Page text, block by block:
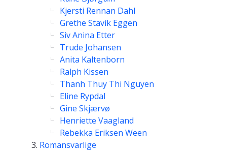
Kjersti Rennan Dahl
Grethe Stavik Eggen
Siv Anina Etter
Trude Johansen
Anita Kaltenborn
Ralph Kissen
Thanh Thuy Thi Nguyen
Eline Rypdal
Gine Skjærvø
Henriette Vaagland
Rebekka Eriksen Ween
Romansvarlige